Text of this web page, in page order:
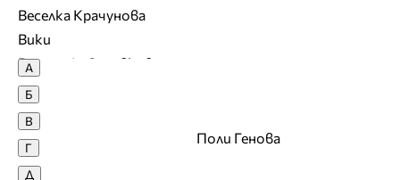
Поли Генова
Веселка Крачунова
Вики
Виргини\я Здравкова
Владимир Ампов -
Графа
Владимир Карамазов
Вяра Георгиева
А
Б
В
Г
Д